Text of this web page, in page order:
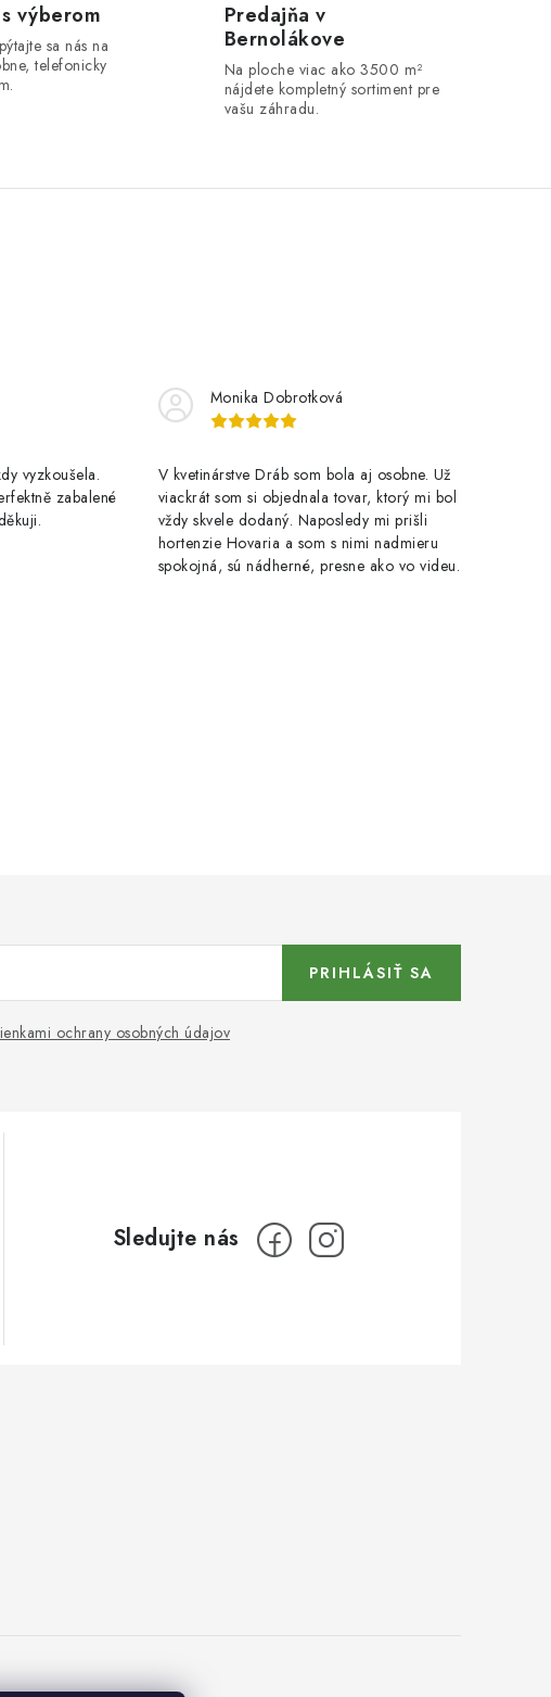
výberom
sa nás na
telefonicky
Predajňa v
Bernolákove
Na ploche viac ako 3500 m²
nájdete kompletný sortiment pre
vašu záhradu.
vyzkoušela.
zabalené
Monika Dobrotková
V kvetinárstve Dráb som bola aj osobne. Už
viackrát som si objednala tovar, ktorý mi bol
vždy skvele dodaný. Naposledy mi prišli
hortenzie Hovaria a som s nimi nadmieru
spokojná, sú nádherné, presne ako vo videu.
ochrany osobných údajov
PRIHLÁSIŤ SA